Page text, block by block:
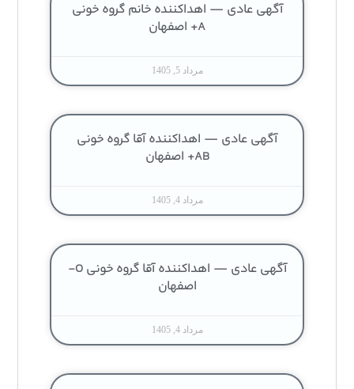
آگهی عادی — اهداکننده خانم گروه خونی
A+ اصفهان
مرداد 5, 1405
آگهی عادی — اهداکننده آقا گروه خونی
AB+ اصفهان
مرداد 4, 1405
آگهی عادی — اهداکننده آقا گروه خونی O-
اصفهان
مرداد 4, 1405